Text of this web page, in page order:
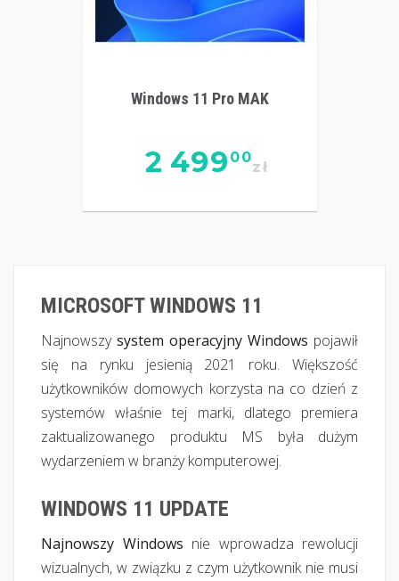
Windows 11 Pro MAK
2 499 00
zł
MICROSOFT WINDOWS 11
Najnowszy system operacyjny Windows pojawił
się na rynku jesienią 2021 roku. Większość
użytkowników domowych korzysta na co dzień z
systemów właśnie tej marki, dlatego premiera
zaktualizowanego produktu MS była dużym
wydarzeniem w branży komputerowej.
WINDOWS 11 UPDATE
Najnowszy Windows nie wprowadza rewolucji
wizualnych, w związku z czym użytkownik nie musi